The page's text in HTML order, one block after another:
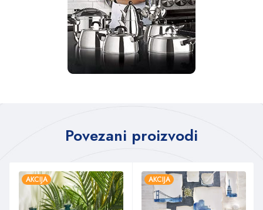
Povezani proizvodi
AKCIJA AKCIJA